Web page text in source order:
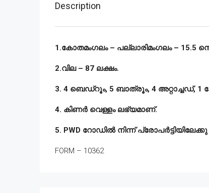
Description
1.കോതമംഗലം – പല്ലാരിമംഗലം – 15.5
2.വില – 87 ലക്ഷം.
3. 4 ബെഡ്‌റൂം, 5 ബാത്രൂം, 4 അറ്റാച്ചഡ്,
4. കിണർ വെള്ളം ലഭ്യമാണ്.
5. PWD റോഡിൽ നിന്ന് പ്രോപർട്ടിയിലേക്കു
FORM – 10362